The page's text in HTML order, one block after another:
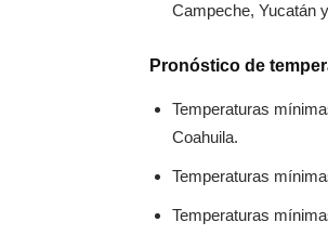
Campeche, Yucatán
Pronóstico de
Temperaturas
Coahuila.
Temperaturas
Temperaturas